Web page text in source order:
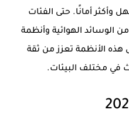
وأكثر أمانًا. حتى الفئات
الوسائد الهوائية وأنظمة
هذه الأنظمة تعزز من ثقة
في مختلف البيئات.